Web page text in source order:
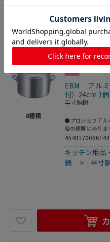
17
8種類
EBM アル
付）24cm 1個
半寸胴鍋
●プロシェフアル
裕の板厚にありま
ちろん、熱が均一
にお届けする、業
熱伝導に優れてい
からじっくり加熱
作りに適してい
にくくなります
4548170066144
キッチン用品
鍋
>半寸